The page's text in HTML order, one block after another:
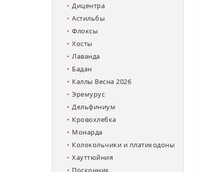
Дицентра
Астильбы
Флоксы
Хосты
Лаванда
Бадан
Каллы Весна 2026
Эремурус
Дельфиниум
Кровохлебка
Монарда
Колокольчики и платикодоны
Хауттюйния
Посконник